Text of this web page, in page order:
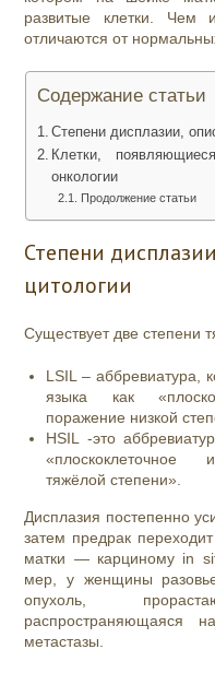
развитые клетки.
отличаются от
Содержание статьи
Степени дисплазии,
Клетки,
онкологии
Продолжение статьи
Степени
цитологии
Существует две степени
LSIL – аббревиатура,
языка как
поражение низкой
HSIL -это
«плоскоклеточное
тяжёлой степени».
Дисплазия постепенно
затем предрак
матки — карциному in
мер, у женщины
опухоль,
распространяющаяся
метастазы.